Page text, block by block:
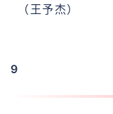
（王予杰）
9